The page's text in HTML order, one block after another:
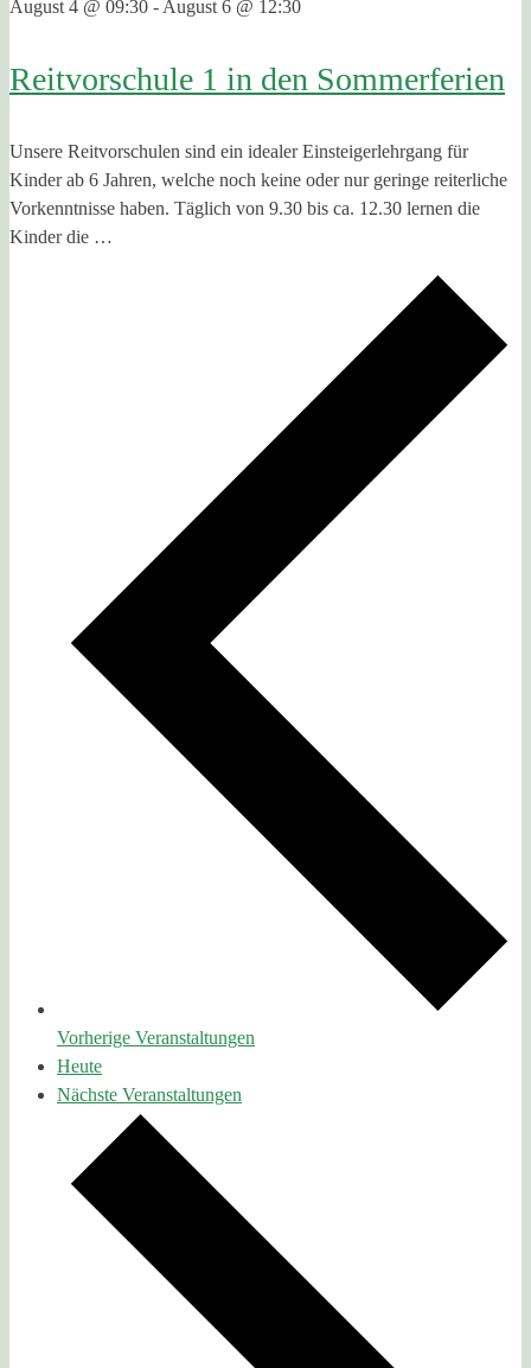
August 4 @ 09:30 - August 6 @ 12:30
Reitvorschule 1 in den Sommerferien
Unsere Reitvorschulen sind ein idealer Einsteigerlehrgang für
Kinder ab 6 Jahren, welche noch keine oder nur geringe reiterliche
Vorkenntnisse haben. Täglich von 9.30 bis ca. 12.30 lernen die
Kinder die …
Vorherige Veranstaltungen
Heute
Nächste Veranstaltungen